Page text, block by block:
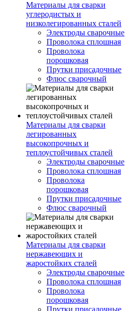
Материалы для сварки
углеродистых и
низколегированных сталей
Электроды сварочные
Проволока сплошная
Проволока
порошковая
Прутки присадочные
Флюс сварочный
Материалы для сварки
легированных
высокопрочных и
теплоустойчивых сталей
Электроды сварочные
Проволока сплошная
Проволока
порошковая
Прутки присадочные
Флюс сварочный
Материалы для сварки
нержавеющих и
жаростойких сталей
Электроды сварочные
Проволока сплошная
Проволока
порошковая
Прутки присадочные